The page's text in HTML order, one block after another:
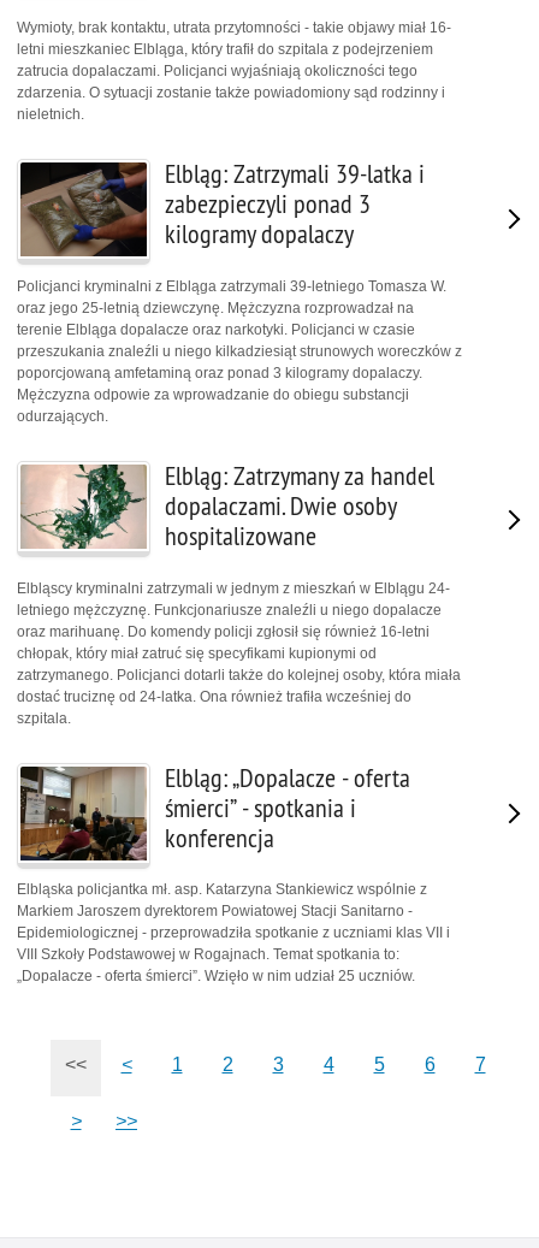
Wymioty, brak kontaktu, utrata przytomności - takie objawy miał 16-
letni mieszkaniec Elbląga, który trafił do szpitala z podejrzeniem
zatrucia dopalaczami. Policjanci wyjaśniają okoliczności tego
zdarzenia. O sytuacji zostanie także powiadomiony sąd rodzinny i
nieletnich.
Elbląg: Zatrzymali 39-latka i
zabezpieczyli ponad 3
kilogramy dopalaczy
Policjanci kryminalni z Elbląga zatrzymali 39-letniego Tomasza W.
oraz jego 25-letnią dziewczynę. Mężczyzna rozprowadzał na
terenie Elbląga dopalacze oraz narkotyki. Policjanci w czasie
przeszukania znaleźli u niego kilkadziesiąt strunowych woreczków z
poporcjowaną amfetaminą oraz ponad 3 kilogramy dopalaczy.
Mężczyzna odpowie za wprowadzanie do obiegu substancji
odurzających.
Elbląg: Zatrzymany za handel
dopalaczami. Dwie osoby
hospitalizowane
Elbląscy kryminalni zatrzymali w jednym z mieszkań w Elblągu 24-
letniego mężczyznę. Funkcjonariusze znaleźli u niego dopalacze
oraz marihuanę. Do komendy policji zgłosił się również 16-letni
chłopak, który miał zatruć się specyfikami kupionymi od
zatrzymanego. Policjanci dotarli także do kolejnej osoby, która miała
dostać truciznę od 24-latka. Ona również trafiła wcześniej do
szpitala.
Elbląg: „Dopalacze - oferta
śmierci” - spotkania i
konferencja
Elbląska policjantka mł. asp. Katarzyna Stankiewicz wspólnie z
Markiem Jaroszem dyrektorem Powiatowej Stacji Sanitarno -
Epidemiologicznej - przeprowadziła spotkanie z uczniami klas VII i
VIII Szkoły Podstawowej w Rogajnach. Temat spotkania to:
„Dopalacze - oferta śmierci”. Wzięło w nim udział 25 uczniów.
<< < 1 2 3 4 5 6 7
> >>